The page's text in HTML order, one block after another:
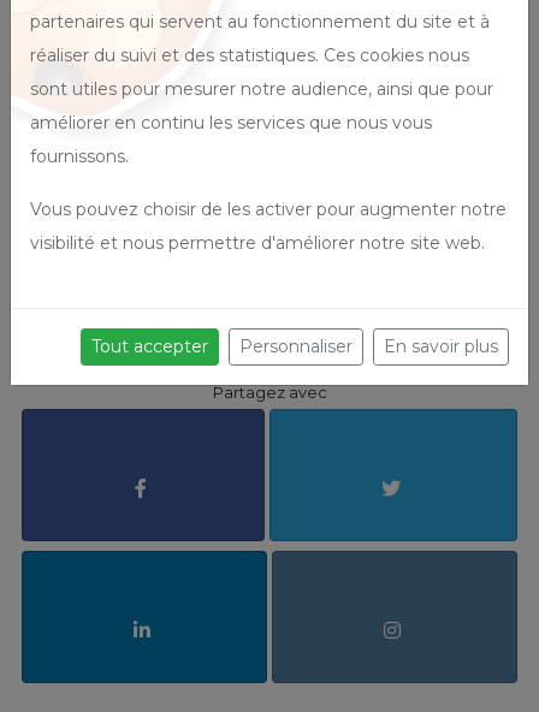
Isabelle JAMIN
Article précédent
A la rencontre des valeurs d'obe 2/7 :
Les recettes de Raph' : POISSON PETITS
POIS ET RHUBARBE (Plat)
Partagez avec
partenaires qui servent au fonctionnement du site et à
réaliser du suivi et des statistiques. Ces cookies nous
sont utiles pour mesurer notre audience, ainsi que pour
améliorer en continu les services que nous vous
fournissons.
Vous pouvez choisir de les activer pour augmenter notre
visibilité et nous permettre d'améliorer notre site web.
Tout accepter Personnaliser En savoir plus